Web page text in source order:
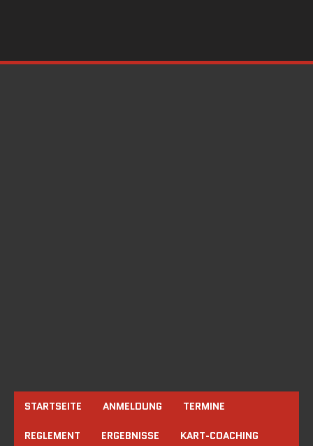
STARTSEITE ANMELDUNG TERMINE
REGLEMENT ERGEBNISSE KART-COACHING